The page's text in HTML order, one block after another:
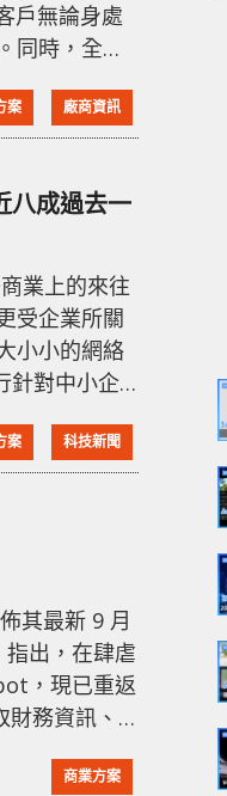
戶無論身處
同時，全新
外，Webex
平台的互用
Pate
案 廠商資訊
八成過去一
業上的來往
受企業所關
小小的網絡
針對中小企
資料甚至是
失 100 萬
絡威脅，
案 科技新聞
其最新 9 月
出，在肆虐
，現已重返
務資訊、
商業方案